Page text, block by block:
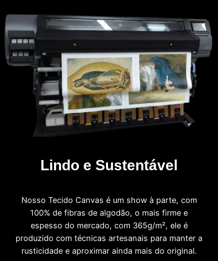
Lindo e Sustentável
Nosso Tecido Canvas é um show à parte, com
100% de fibras de algodão, o mais firme e
espesso do mercado, com 365g/m², ele é
produzido com técnicas artesanais para manter a
rusticidade e aproximar ainda mais do original.